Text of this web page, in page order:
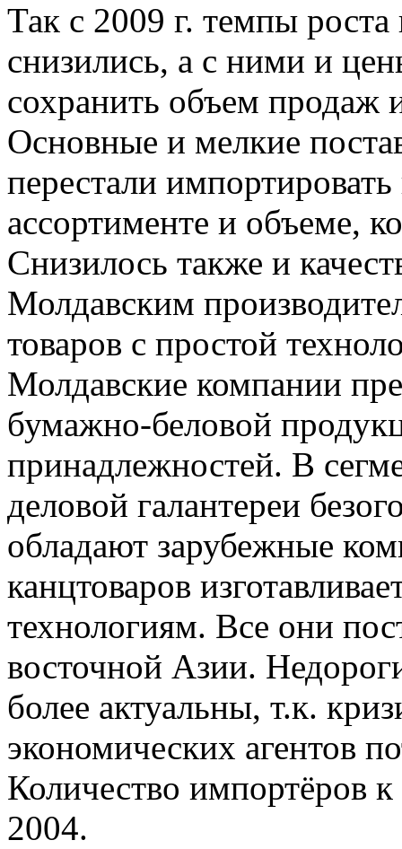
Так с 2009 г. темпы роста
снизились, а с ними и
сохранить объем
Основные и мелкие
перестали
ассортименте и объеме,
Снизилось также и
Молдавским
товаров с простой
Молдавские компании
бумажно-беловой
принадлежностей. В
деловой галантереи
обладают зарубежные
канцтоваров
технологиям. Все они
восточной Азии.
более актуальны, т.к.
экономических агентов
Количество импортёров
2004.